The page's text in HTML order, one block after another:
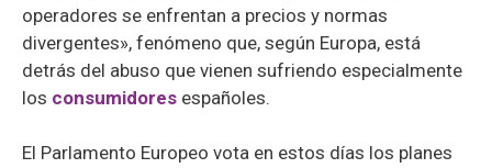
operadores se enfrentan a precios y normas
divergentes», fenómeno que, según Europa, está
detrás del abuso que vienen sufriendo especialmente
los consumidores españoles.
El Parlamento Europeo vota en estos días los planes